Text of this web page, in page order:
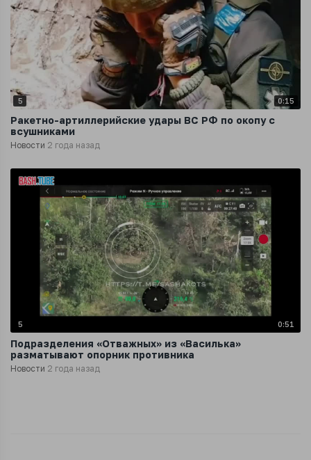
5 0:15
Ракетно-артиллерийские удары ВС РФ по окопу с
всушниками
Новости 2 года назад
5 0:51
Подразделения «Отважных» из «Василька»
разматывают опорник противника
Новости 2 года назад